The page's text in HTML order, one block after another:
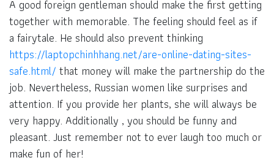
A good foreign gentleman should make the first getting
together with memorable. The feeling should feel as if
a fairytale. He should also prevent thinking
https://laptopchinhhang.net/are-online-dating-sites-
safe.html/ that money will make the partnership do the
job. Nevertheless, Russian women like surprises and
attention. If you provide her plants, she will always be
very happy. Additionally , you should be funny and
pleasant. Just remember not to ever laugh too much or
make fun of her!